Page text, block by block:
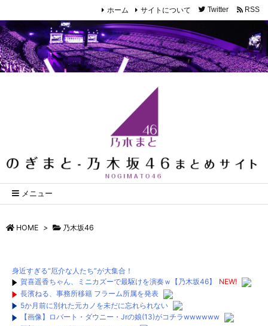
メニュー
ホーム サイトについて Twitter RSS
HOME > 乃木坂46
身近すぎる“厄介な人たち”が大集合！
賀喜遥香ちゃん、ミニカズーで最駆けを演奏ｗ【乃木坂46】
NEW!
長濱ねる、事務所移籍 フラーム所属を発表
5か月前に別れた元カノを未だに忘れられない
【画像】ロバート・ダウニー・Jrの娘(13)がコチラwwwwww